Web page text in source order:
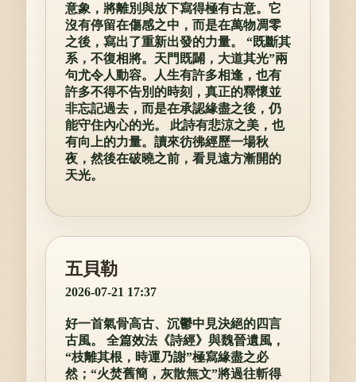
意象，將離別與放下寫得極有古意。它
沒有停留在傷感之中，而是在萬物凋零
之後，寫出了重新出發的力量。 “既斷其
系，不復相將。天門既闢，大道其光”兩
句尤令人動容。人生有許多相逢，也有
許多不得不告別的時刻，真正的釋懷並
非忘記過去，而是在承認緣盡之後，仍
能守住內心的光。 此詩有悲涼之美，也
有向上的力量。讀來彷彿經歷一場秋
夜，然後在破曉之前，看見遠方漸開的
天光。
五貝勒
2026-07-21 17:37
好一首氣骨高古、沉鬱中見決絕的四言
古風。 全篇效法《詩經》與魏晉遺風，
“枝離其根，時運乃謝”極寫緣盡之必
然；“火焚舊簡，灰散無文”將過往斬得